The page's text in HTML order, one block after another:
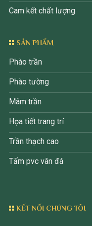
Cam kết chất lượng
SẢN PHẨM
Phào trần
Phào tường
Mâm trần
Họa tiết trang trí
Trần thạch cao
Tấm pvc vân đá
KẾT NỐI CHÚNG TÔI